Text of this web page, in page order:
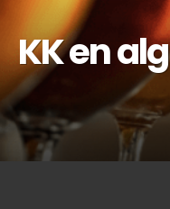
KK en